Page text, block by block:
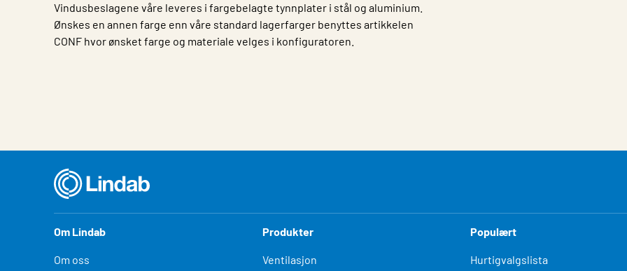
Vindusbeslagene våre leveres i fargebelagte tynnplater i stål og aluminium.
Ønskes en annen farge enn våre standard lagerfarger benyttes artikkelen
CONF hvor ønsket farge og materiale velges i konfiguratoren.
Om Lindab
Om oss
Produkter
Ventilasjon
Populært
Hurtigvalgslista